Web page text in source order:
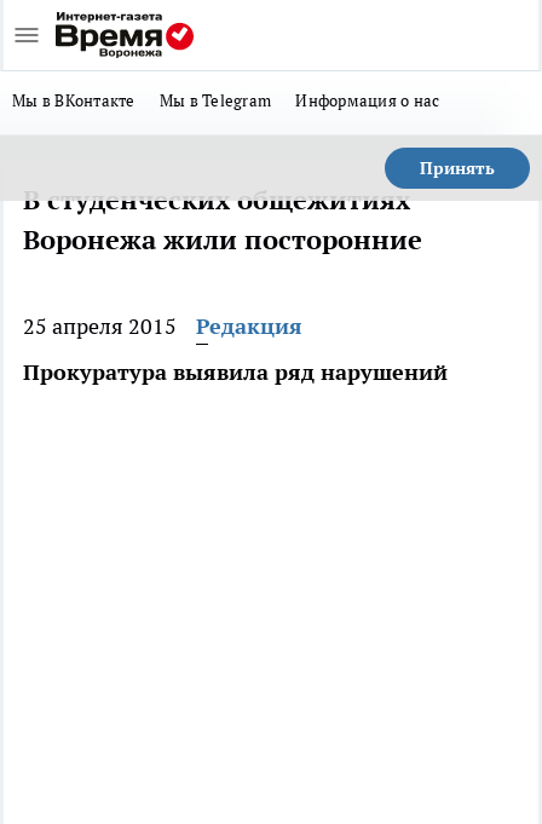
Мы в ВКонтакте Мы в Telegram Информация о нас
Принять
В студенческих общежитиях
Воронежа жили посторонние
25 апреля 2015
Редакция
Прокуратура выявила ряд нарушений